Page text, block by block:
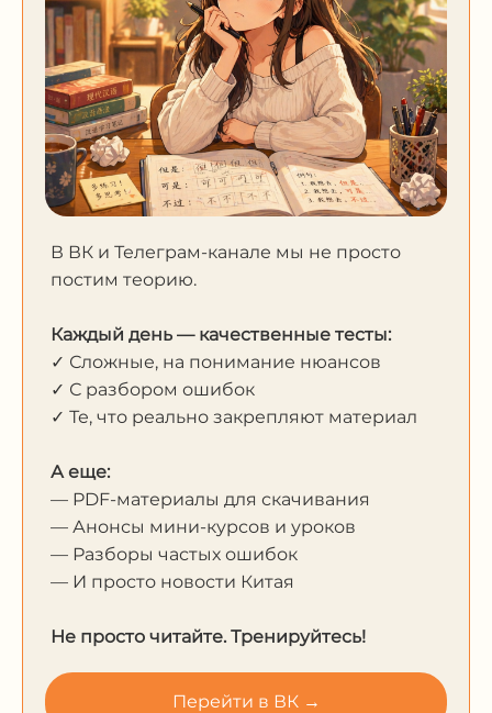
В ВК и Телеграм-канале мы не просто
постим теорию.
Каждый день — качественные тесты:
✓ Сложные, на понимание нюансов
✓ С разбором ошибок
✓ Те, что реально закрепляют материал
А еще:
— PDF-материалы для скачивания
— Анонсы мини-курсов и уроков
— Разборы частых ошибок
— И просто новости Китая
Не просто читайте. Тренируйтесь!
Перейти в ВК →